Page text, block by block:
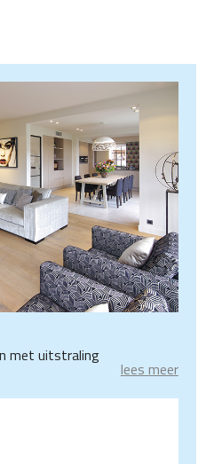
met uitstraling
lees meer